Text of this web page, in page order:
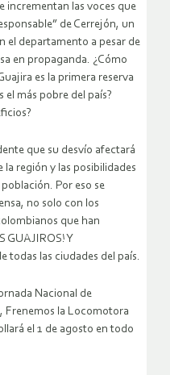
incrementan las voces que
de Cerrejón, un
el departamento a pesar de
en propaganda. ¿Cómo
es la primera reserva
el más pobre del país?
que su desvío afectará
la región y las posibilidades
Por eso se
no solo con los
que han
GUAJIROS! Y
todas las ciudades del país.
Nacional de
Frenemos la Locomotora
el 1 de agosto en todo